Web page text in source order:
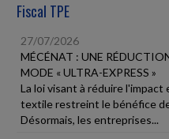
Fiscal TPE
27/07/2026
MÉCÉNAT : UNE
MODE « ULTRA-EXPRESS »
La loi visant à réduire
textile restreint le bénéfice
Désormais, les entreprises...